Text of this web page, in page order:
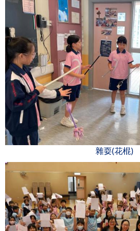
雜耍(花棍)